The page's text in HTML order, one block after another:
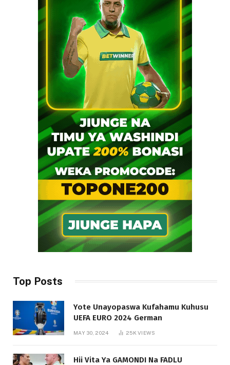
Top Posts
Yote Unayopaswa Kufahamu Kuhusu
UEFA EURO 2024 German
MAY 30, 2024 25KVIEWS
Hii Vita Ya GAMONDI Na FADLU